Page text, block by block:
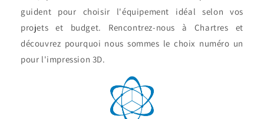
guident pour choisir l'équipement idéal selon vos
projets et budget. Rencontrez-nous à Chartres et
découvrez pourquoi nous sommes le choix numéro un
pour l'impression 3D.